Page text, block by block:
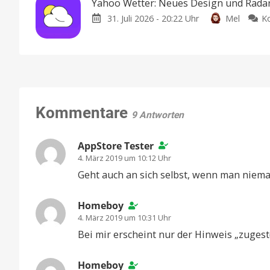
Yahoo Wetter: Neues Design und
31. Juli 2026 - 20:22 Uhr Mel
Kommentare 9 Antworten
AppStore Tester
4. März 2019 um 10:12 Uhr
Geht auch an sich selbst, wenn man
Homeboy
4. März 2019 um 10:31 Uhr
Bei mir erscheint nur der Hinweis
Homeboy